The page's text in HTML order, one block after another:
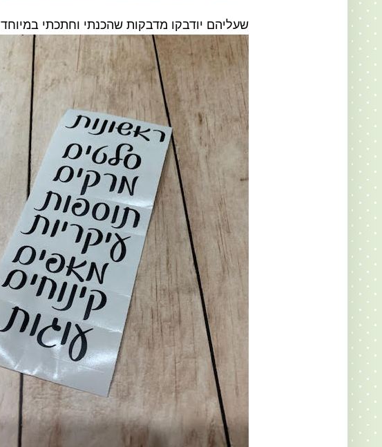
שעליהם יודבקו מדבקות שהכנתי וחתכתי במיוחד